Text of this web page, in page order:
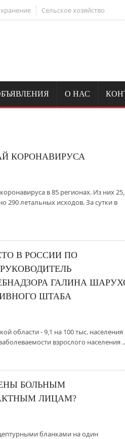
Сельское хозяйство
О НАС
КОРОНАВИРУСА
в 85 регионах. Из них
290 летальных исходов. За сутки в
В РОССИИ ПО
ГАЛИНА
ШТАБА
области - 9,1 на 100 тыс. населения
взрослого населения
БОЛЬНЫМ
ЛИЦАМ?
бланками на один